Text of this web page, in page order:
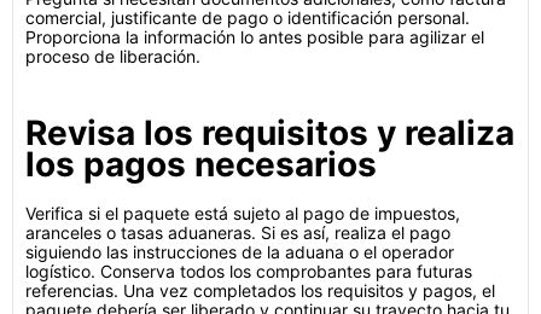
comercial, justificante de pago o identificación personal.
Proporciona la información lo antes posible para agilizar el
proceso de liberación.
Revisa los requisitos y realiza
los pagos necesarios
Verifica si el paquete está sujeto al pago de impuestos,
aranceles o tasas aduaneras. Si es así, realiza el pago
siguiendo las instrucciones de la aduana o el operador
logístico. Conserva todos los comprobantes para futuras
referencias. Una vez completados los requisitos y pagos, el
paquete debería ser liberado y continuar su trayecto hacia tu